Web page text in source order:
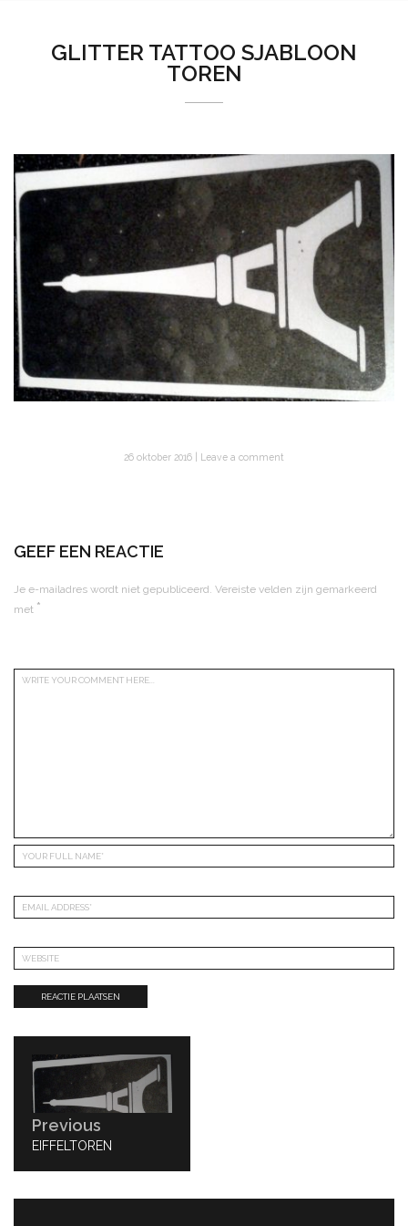
GLITTER TATTOO SJABLOON
TOREN
26 oktober 2016 Leave a comment
GEEF EEN REACTIE
Je e-mailadres wordt niet gepubliceerd. Vereiste velden zijn gemarkeerd
met *
navigatie
Previous
PREVIOUS
EIFFELTOREN